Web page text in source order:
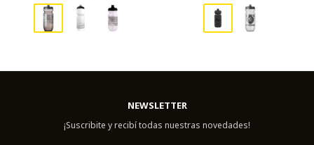
NEWSLETTER
¡Suscribite y recibí todas nuestras novedades!